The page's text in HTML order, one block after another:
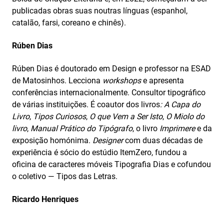
publicadas obras suas noutras línguas (espanhol,
catalão, farsi, coreano e chinês).
Rúben Dias
Rúben Dias é doutorado em Design e professor na ESAD
de Matosinhos. Lecciona workshopse apresenta
conferências internacionalmente. Consultor tipográfico
de várias instituições. É coautor dos livros: A Capa do
Livro, Tipos Curiosos, O que Vem a Ser Isto, O Miolo do
livro, Manual Prático do Tipógrafo, o livro Imprimeree da
exposição homónima. Designercom duas décadas de
experiência é sócio do estúdio ItemZero, fundou a
oficina de caracteres móveis Tipografia Dias e cofundou
o coletivo — Tipos das Letras.
Ricardo Henriques